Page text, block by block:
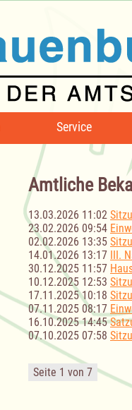
Service
Amtliche
13.03.2026 11:02
23.02.2026 09:54
02.02.2026 13:35
14.01.2026 13:17 III.
30.12.2025 11:57
10.12.2025 12:53
17.11.2025 10:18
07.11.2025 08:17
16.10.2025 14:45
07.10.2025 07:58
Seite 1 von 7